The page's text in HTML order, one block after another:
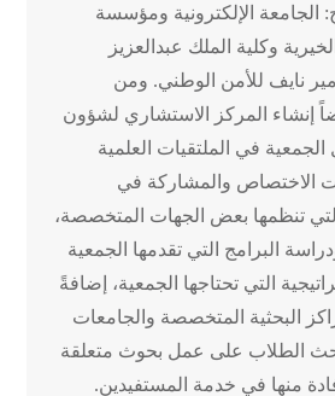
الجامعة الإلكترونية ومؤسسة
وكلية الملك عبدالعزيز
نايف للأمن الوطني. ومن
إنشاء المركز الاستشاري لشؤون
الجمعية في الملتقيات العلمية
الاختصاص والمشاركة في
تنظمها بعض الجهات المتخصصة،
البرامج التي تقدمها الجمعية
التي تحتاجها الجمعية، إضافةً
البحثية المتخصصة والجامعات
وحث الطلاب على عمل بحوث متعلقة
منها في خدمة المستفيدين.